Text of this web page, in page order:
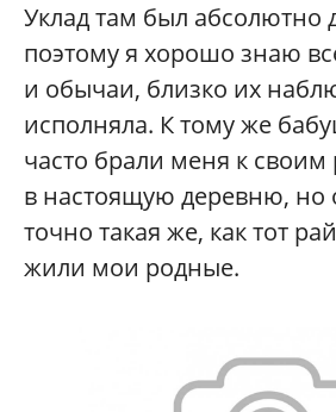
Уклад там был абсолютно
поэтому я хорошо знаю
и обычаи, близко их
исполняла. К тому же
часто брали меня к
в настоящую деревню, но
точно такая же, как тот
жили мои родные.